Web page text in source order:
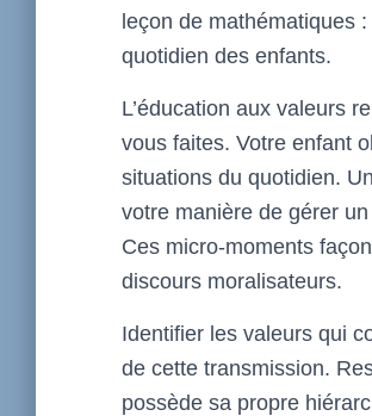
leçon de mathématiques
quotidien des enfants.
L’éducation aux valeurs
vous faites. Votre enfant
situations du quotidien.
votre manière de gérer
Ces micro-moments
discours moralisateurs.
Identifier les valeurs qui
de cette transmission.
possède sa propre